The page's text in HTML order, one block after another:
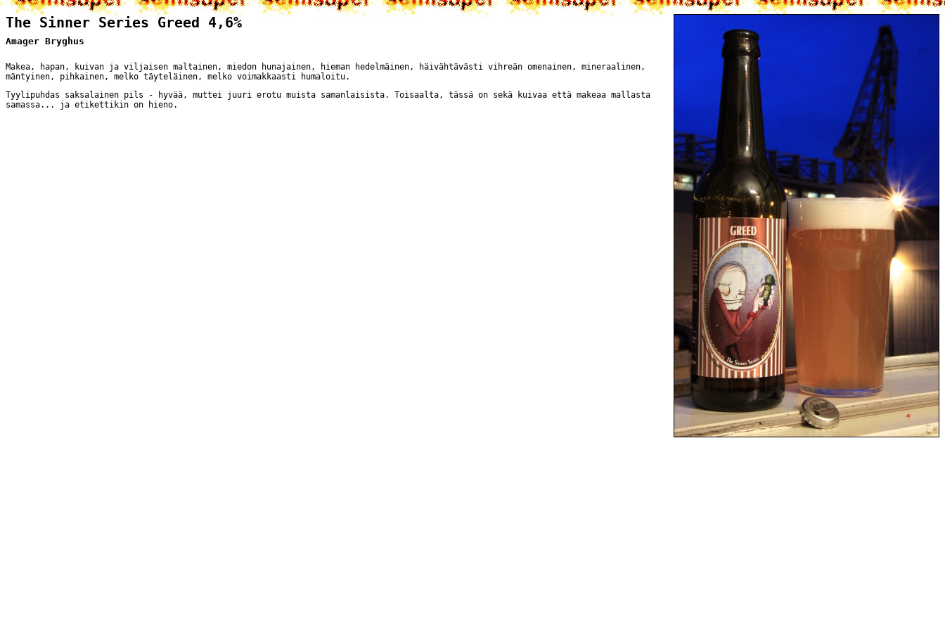
The Sinner Series Greed 4,6%
Amager Bryghus
Makea, hapan, kuivan ja viljaisen maltainen, miedon hunajainen, hieman hedelmäinen, häivähtävästi vihreän omenainen, mineraalinen,
mäntyinen, pihkainen, melko täyteläinen, melko voimakkaasti humaloitu.
Tyylipuhdas saksalainen pils - hyvää, muttei juuri erotu muista samanlaisista. Toisaalta, tässä on sekä kuivaa että makeaa mallasta
samassa... ja etikettikin on hieno.